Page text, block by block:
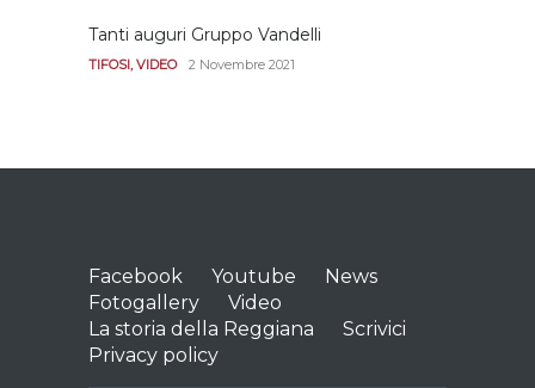
Tanti auguri Gruppo Vandelli
TIFOSI, VIDEO 2 Novembre 2021
Facebook Youtube
News
Fotogallery
Video
La storia della Reggiana
Scrivici
Privacy policy